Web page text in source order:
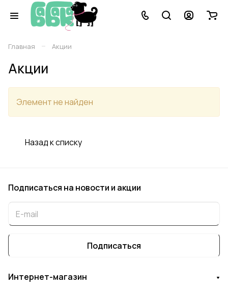
Главная – Акции
Акции
Элемент не найден
Назад к списку
Подписаться на новости и акции
Подписаться
Интернет-магазин